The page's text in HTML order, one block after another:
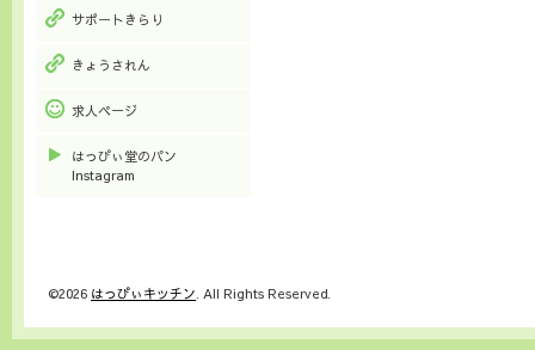
サポートきらり
きょうされん
求人ページ
はっぴぃ堂のパン
Instagram
©2026 はっぴぃキッチン. All Rights Reserved.